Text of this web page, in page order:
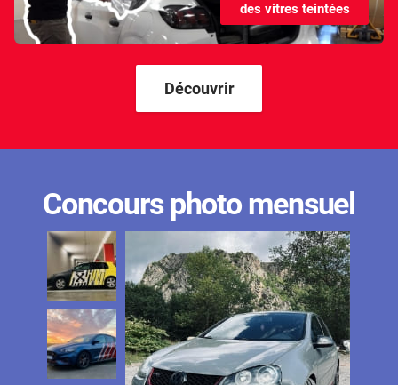
Kandi
Karma
Lada
Land Rover
Ldv
Lexus
Ligier
des vitres teintées
Découvrir
Concours photo mensuel